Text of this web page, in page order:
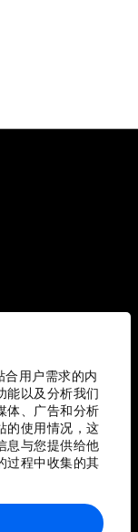
用户需求的内
能以及分析我们
体、广告和分析
的使用情况，这
息与您提供给他
过程中收集的其